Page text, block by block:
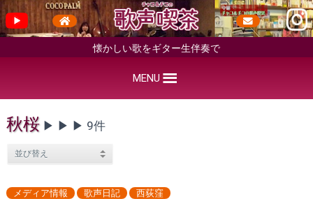
懐かしい歌をギター生伴奏で
MENU
秋桜▶︎ ▶︎ ▶︎ 9件
メディア情報 歌声日記 西荻窪